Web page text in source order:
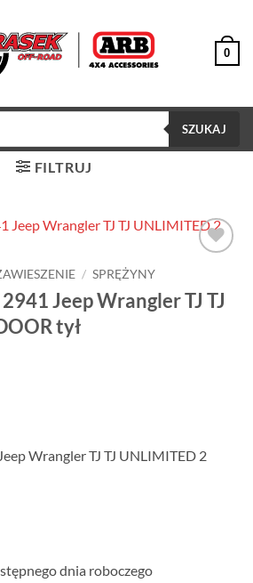
0
SZUKAJ
FILTRUJ
/ SPRĘŻYNY
Jeep Wrangler TJ TJ
tył
Wrangler TJ TJ UNLIMITED 2
dnia roboczego